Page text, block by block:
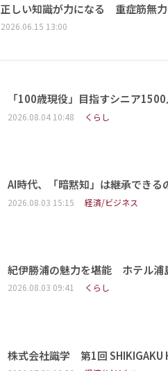
正しい知識が力になる 重症筋無
2026.06.15 13:00
「100歳現役」目指すシニア
2026.08.04 10:48 くらし
AI時代、「暗黙知」は継承でき
2026.08.03 15:15 経済/ビジネス
紀伊勝浦の魅力を堪能 ホテル浦
2026.08.03 09:41 くらし
株式会社識学 第1回